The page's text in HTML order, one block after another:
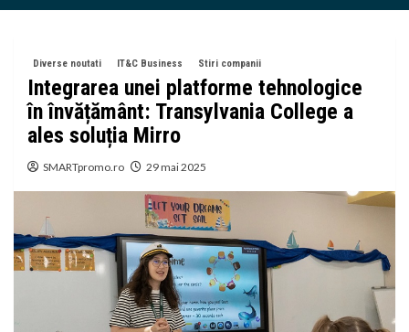
Diverse noutati IT&C Business Stiri companii
Integrarea unei platforme tehnologice
în învățământ: Transylvania College a
ales soluția Mirro
SMARTpromo.ro 29 mai 2025